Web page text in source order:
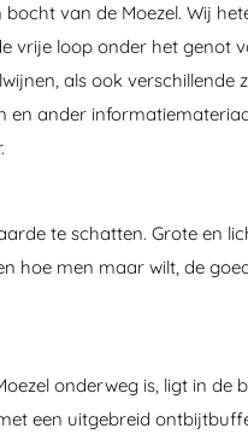
van de Moezel. Wij
vrije loop onder het genot
als ook
ander
te schatten. Grote en
men maar wilt, de
onderweg is, ligt in
een uitgebreid